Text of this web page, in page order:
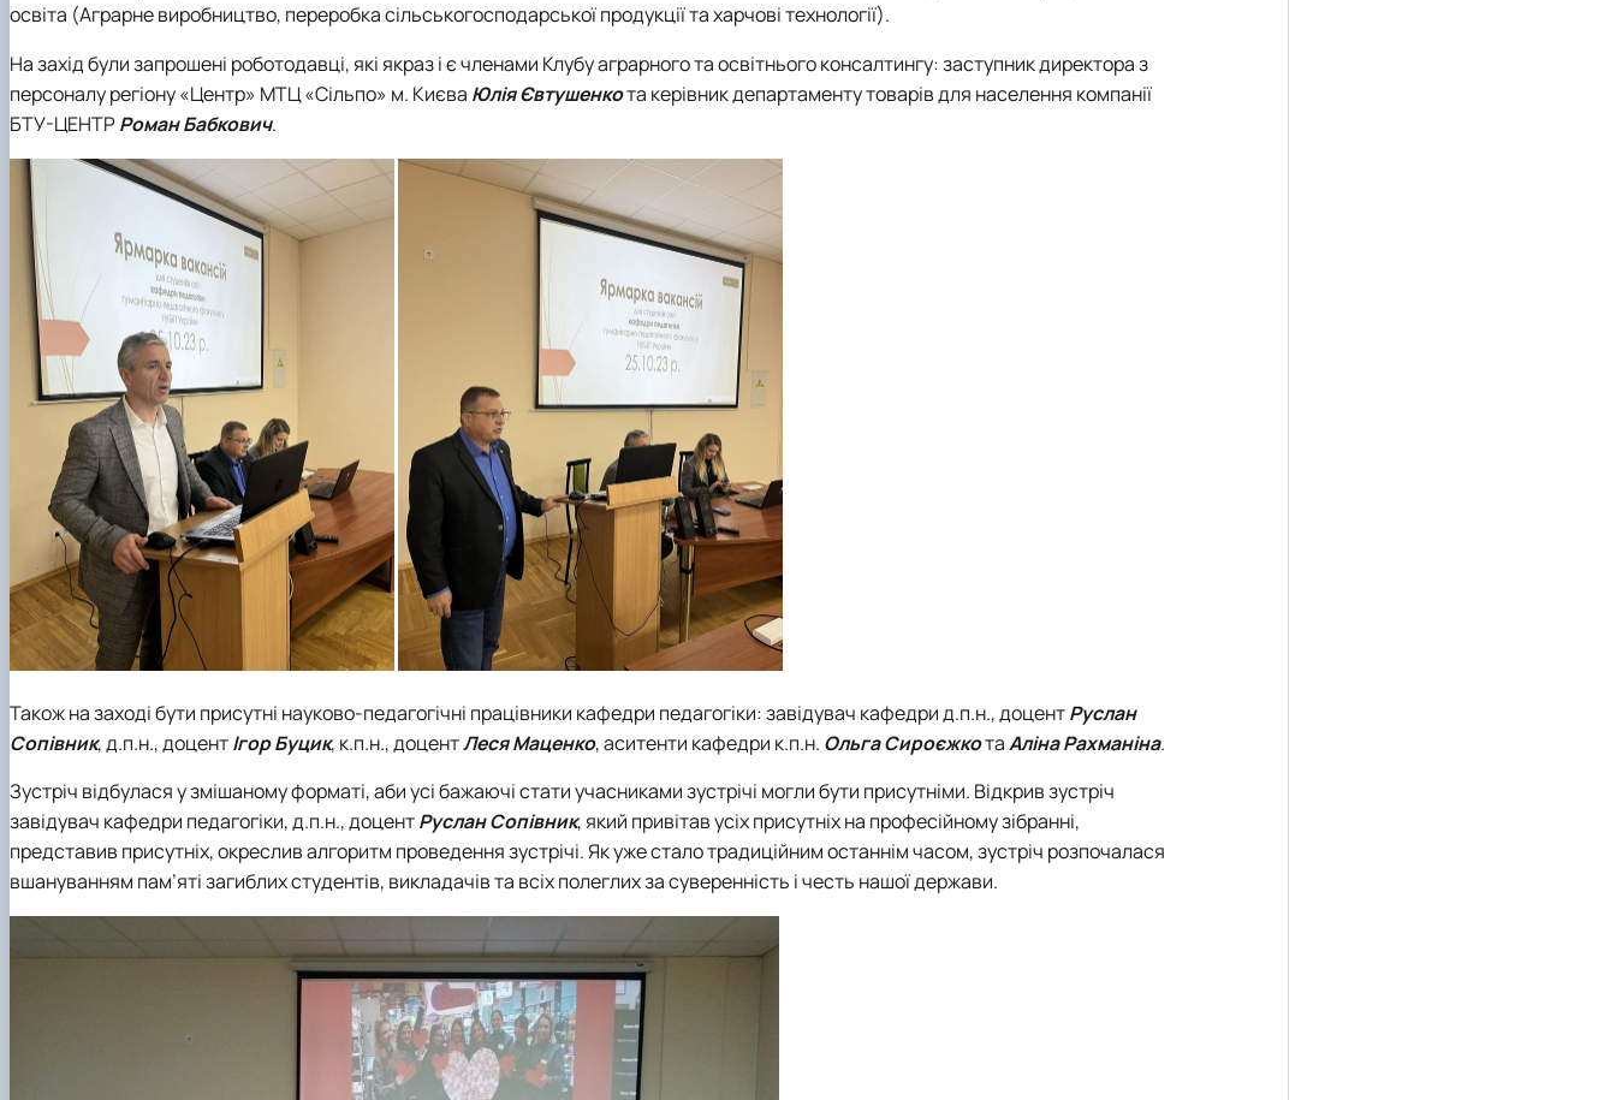
освіта (Аграрне виробництво, переробка сільськогосподарської продукції та харчові технології).
На захід були запрошені роботодавці, які якраз і є членами Клубу аграрного та освітнього консалтингу: заступник директора з
персоналу регіону «Центр» МТЦ «Сільпо» м. Києва Юлія Євтушенкота керівник департаменту товарів для населення компанії
БТУ-ЦЕНТРРоман Бабкович.
Також на заході бути присутні науково-педагогічні працівники кафедри педагогіки: завідувач кафедри д.п.н., доцентРуслан
Сопівник, д.п.н., доцентІгор Буцик, к.п.н., доцентЛеся Маценко, аситенти кафедри к.п.н. Ольга СироєжкотаАліна Рахманіна.
Зустріч відбулася у змішаному форматі, аби усі бажаючі стати учасниками зустрічі могли бути присутніми. Відкрив зустріч
завідувач кафедри педагогіки, д.п.н., доцентРуслан Сопівник, який привітав усіх присутніх на професійному зібранні,
представив присутніх, окреслив алгоритм проведення зустрічі. Як уже стало традиційним останнім часом, зустріч розпочалася
вшануванням пам’яті загиблих студентів, викладачів та всіх полеглих за суверенність і честь нашої держави.